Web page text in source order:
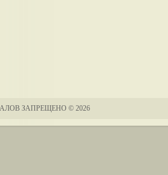
ЗАПРЕЩЕНО © 2026